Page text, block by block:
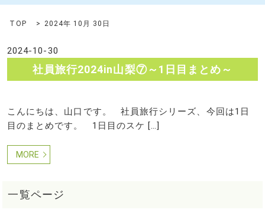
TOP 2024年 10月 30日
2024-10-30
社員旅行2024in山梨⑦～1日目まとめ～
こんにちは、山口です。 社員旅行シリーズ、今回は1日
目のまとめです。 1日目のスケ […]
MORE